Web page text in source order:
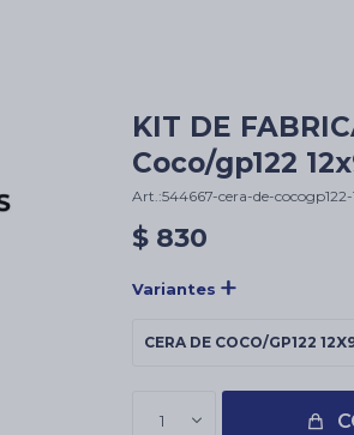
KIT DE
Coco/gp122
544667-cera-de-
$ 830
Variantes
CERA DE COCO/GP122
1